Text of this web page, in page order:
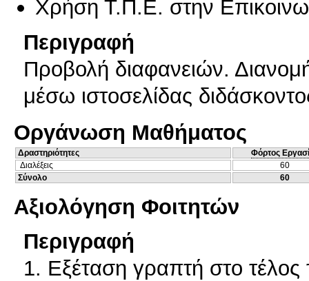
Χρήση Τ.Π.Ε. στην
Περιγραφή
Προβολή διαφανειών.
μέσω ιστοσελίδας
Οργάνωση Μαθήματος
Δραστηριότητες
Φόρτος
Διαλέξεις
60
Σύνολο
60
Αξιολόγηση Φοιτητών
Περιγραφή
1. Εξέταση γραπτή στο